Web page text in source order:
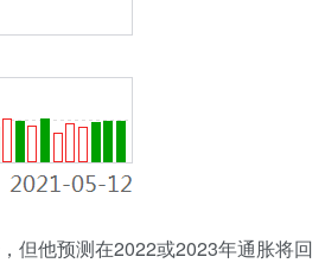
但他预测在2022或2023年通胀将回